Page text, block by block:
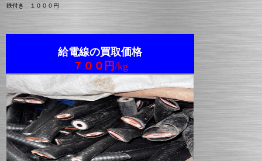
鉄付き １０００円
給電線の買取価格
７００円/kg